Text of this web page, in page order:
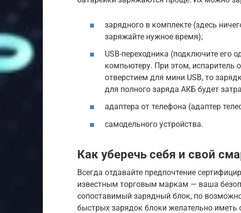
зарядного в комплекте (здесь
заряжайте нужное время);
USB-переходника (подключите его
компьютеру. При этом, испаритель
отверстием для мини USB, то
для полного заряда АКБ будет
адаптера от телефона (адаптер
самодельного устройства.
Как уберечь себя и свой
Всегда отдавайте предпочтение
известным торговым маркам — ваша
сопоставимый зарядный блок, по
быстрых зарядок блоки желательно иметь